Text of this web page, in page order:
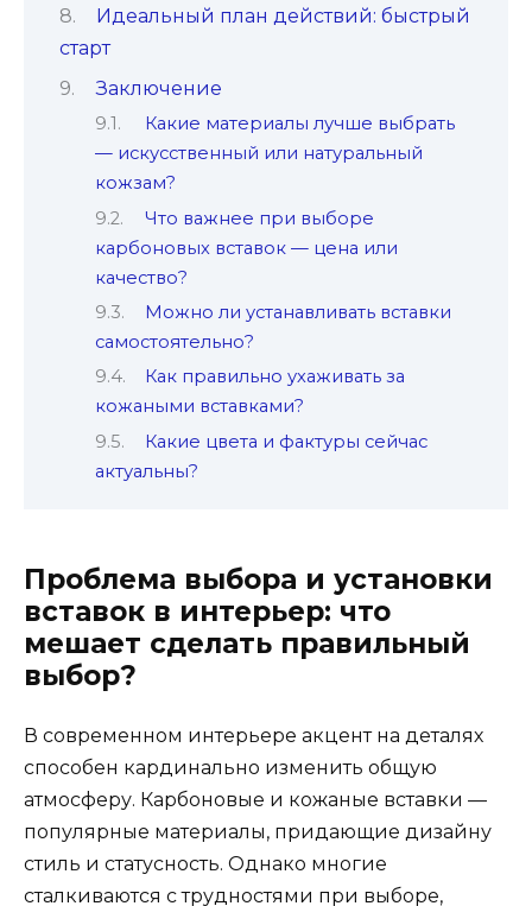
Идеальный план действий: быстрый
старт
Заключение
Какие материалы лучше выбрать
— искусственный или натуральный
кожзам?
Что важнее при выборе
карбоновых вставок — цена или
качество?
Можно ли устанавливать вставки
самостоятельно?
Как правильно ухаживать за
кожаными вставками?
Какие цвета и фактуры сейчас
актуальны?
Проблема выбора и установки
вставок в интерьер: что
мешает сделать правильный
выбор?
В современном интерьере акцент на деталях
способен кардинально изменить общую
атмосферу. Карбоновые и кожаные вставки —
популярные материалы, придающие дизайну
стиль и статусность. Однако многие
сталкиваются с трудностями при выборе,